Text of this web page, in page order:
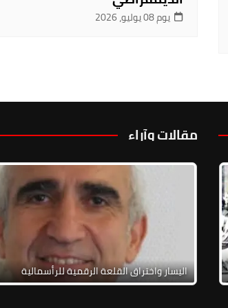
يوم 08 يوليو، 2026
مقالات وآراء
الإطاري الخاص بلبنان: مخاطر ثالوث الاستسلام
والحرب الأهلية
عائلات المختطفين مجهولي المصير:
أجل الحقيقة، الإنصاف، الذاكرة وضد